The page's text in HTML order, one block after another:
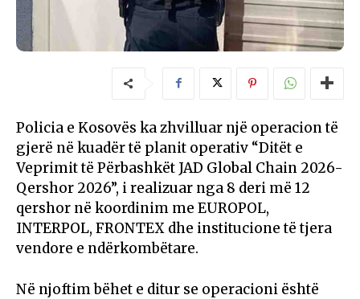
Policia e Kosovës ka zhvilluar një operacion të
gjerë në kuadër të planit operativ “Ditët e
Veprimit të Përbashkët JAD Global Chain 2026-
Qershor 2026”, i realizuar nga 8 deri më 12
qershor në koordinim me EUROPOL,
INTERPOL, FRONTEX dhe institucione të tjera
vendore e ndërkombëtare.
Në njoftim bëhet e ditur se operacioni është